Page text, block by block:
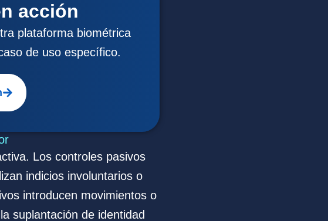
acción
plataforma biométrica
de uso específico.
Los controles pasivos
indicios involuntarios o
introducen movimientos o
suplantación de identidad